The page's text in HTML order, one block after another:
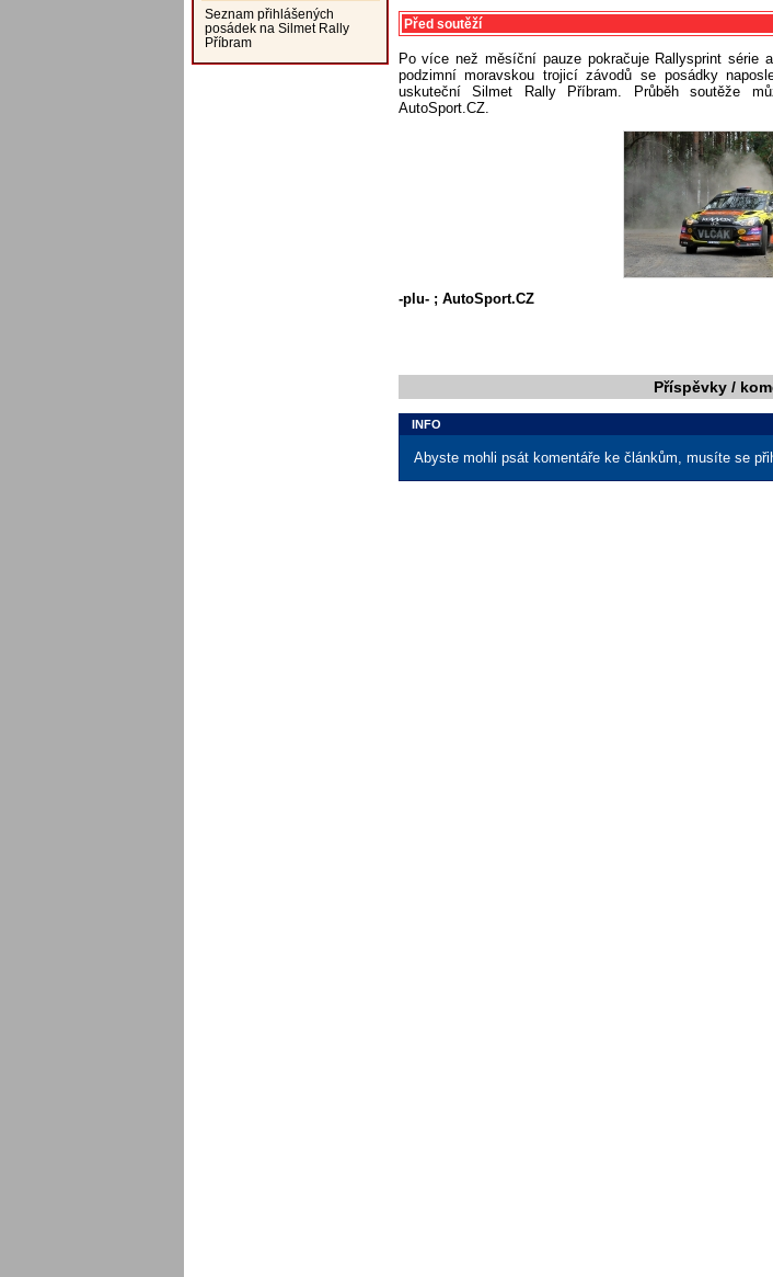
Seznam přihlášených
posádek na Silmet Rally
Příbram
Před soutěží
Po více než měsíční pauze pokračuje Rallysprint série
podzimní moravskou trojicí závodů se posádky
uskuteční Silmet Rally Příbram. Průběh soutěže
AutoSport.CZ.
-plu- ; AutoSport.CZ
Příspěvky /
INFO
Abyste mohli psát komentáře ke článkům, musíte se